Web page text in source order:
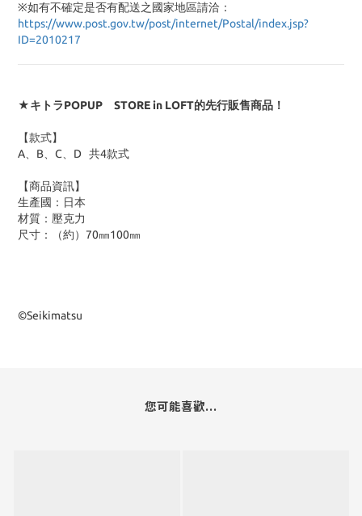
※如有不確定是否有配送之國家地區請洽：
https://www.post.gov.tw/post/internet/Postal/index.jsp?
ID=2010217
★キトラPOPUP STORE in LOFT的先行販售商品！
【款式】
A、B、C、D 共4款式
【商品資訊】
生產國：日本
材質：壓克力
尺寸：（約）70㎜100㎜
©Seikimatsu
您可能喜歡...